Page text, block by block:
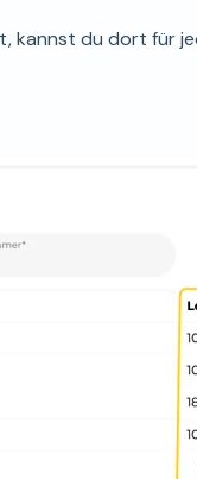
kannst du dort für